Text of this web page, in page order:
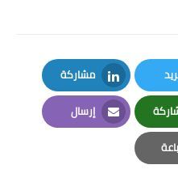
مشاركة
LinkedIn
إرسال
Email